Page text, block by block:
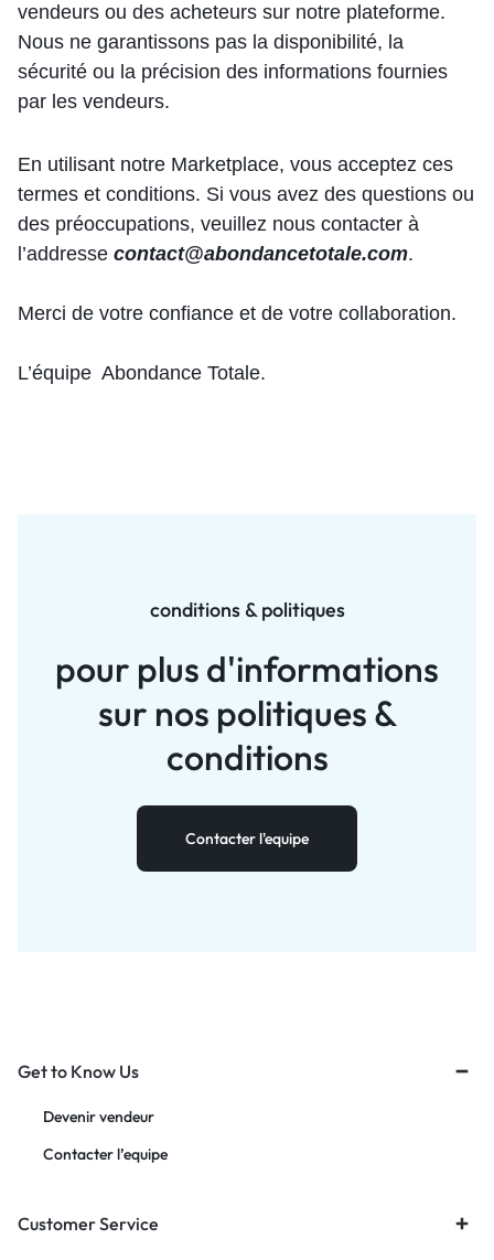
vendeurs ou des acheteurs sur notre plateforme.
Nous ne garantissons pas la disponibilité, la
sécurité ou la précision des informations fournies
par les vendeurs.
En utilisant notre Marketplace, vous acceptez ces
termes et conditions. Si vous avez des questions ou
des préoccupations, veuillez nous contacter à
l’addresse contact@abondancetotale.com.
Merci de votre confiance et de votre collaboration.
L’équipe Abondance Totale.
conditions & politiques
pour plus d'informations
sur nos politiques &
conditions
Contacter l'equipe
Get to Know Us
Devenir vendeur
Contacter l’equipe
Customer Service